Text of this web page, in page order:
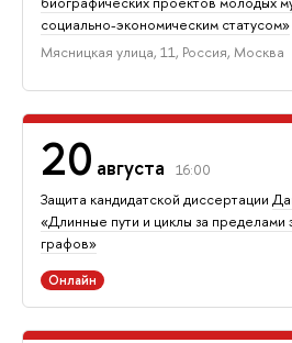
социально-экономическим статусом»
Мясницкая улица, 11, Россия, Москва
20 августа
16:00
Защита кан­ди­дат­ской диссертации
«Длинные пути и циклы за пределами
графов»
Онлайн